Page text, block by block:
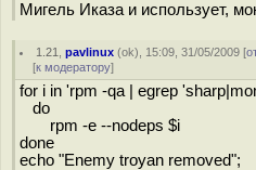
Мигель Иказа и использует,
1.21 ,pavlinux (ok), 15:09, 31/05/2009 [
[к модератору]
for i in 'rpm -qa | egrep
do
rpm -e --nodeps $i
done
echo "Enemy troyan removed";